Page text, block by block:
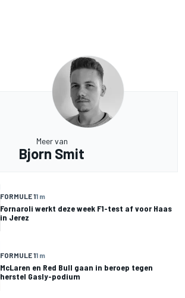
Meer van
Bjorn Smit
FORMULE 11 m
Fornaroli werkt deze week F1-test af voor Haas
in Jerez
FORMULE 11 m
McLaren en Red Bull gaan in beroep tegen
herstel Gasly-podium